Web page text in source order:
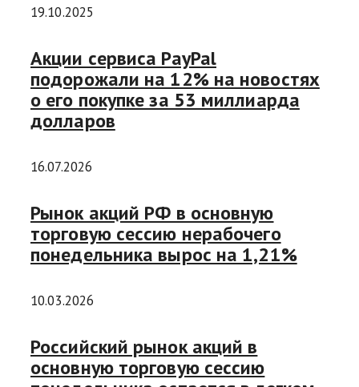
19.10.2025
Акции сервиса PayPal
подорожали на 12% на новостях
о его покупке за 53 миллиарда
долларов
16.07.2026
Рынок акций РФ в основную
торговую сессию нерабочего
понедельника вырос на 1,21%
10.03.2026
Российский рынок акций в
основную торговую сессию